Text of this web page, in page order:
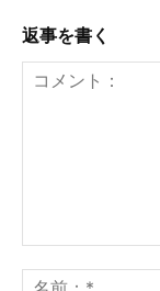
返事を書く